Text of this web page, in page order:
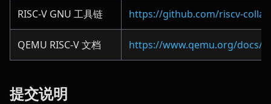
RISC-V GNU 工具链 https://github.com/riscv-
QEMU RISC-V 文档 https://www.qemu.org/docs/
提交说明